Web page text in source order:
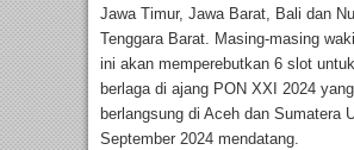
Jawa Timur, Jawa Barat, Bali dan
Tenggara Barat. Masing-masing
ini akan memperebutkan 6 slot
berlaga di ajang PON XXI 2024
berlangsung di Aceh dan Sumatera
September 2024 mendatang.